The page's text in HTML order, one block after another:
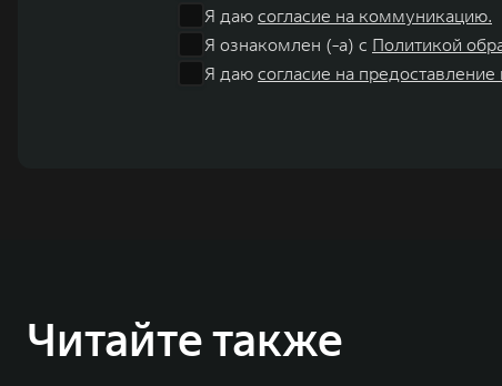
Я даю согласие на коммуникацию.
Я ознакомлен (-а) с Политикой
Я даю согласие на
Читайте также